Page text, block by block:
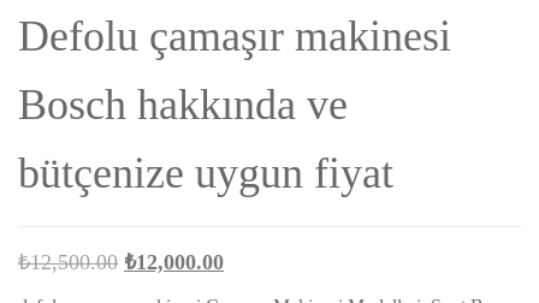
Defolu çamaşır makinesi
Bosch hakkında ve
bütçenize uygun fiyat
₺12,500.00 Orijinal
fiyat:
₺12,000.00Şu
andaki